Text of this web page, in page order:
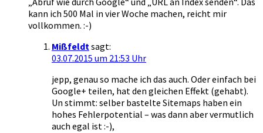
kann ich 500 Mal in vier Woche machen, reicht mir
vollkommen. :-)
Mißfeldtsagt:
03.07.2015 um 21:53 Uhr
jepp, genau so mache ich das auch. Oder einfach bei
Google+ teilen, hat den gleichen Effekt (gehabt).
Un stimmt: selber bastelte Sitemaps haben ein
hohes Fehlerpotential – was dann aber vermutlich
auch egal ist :-),